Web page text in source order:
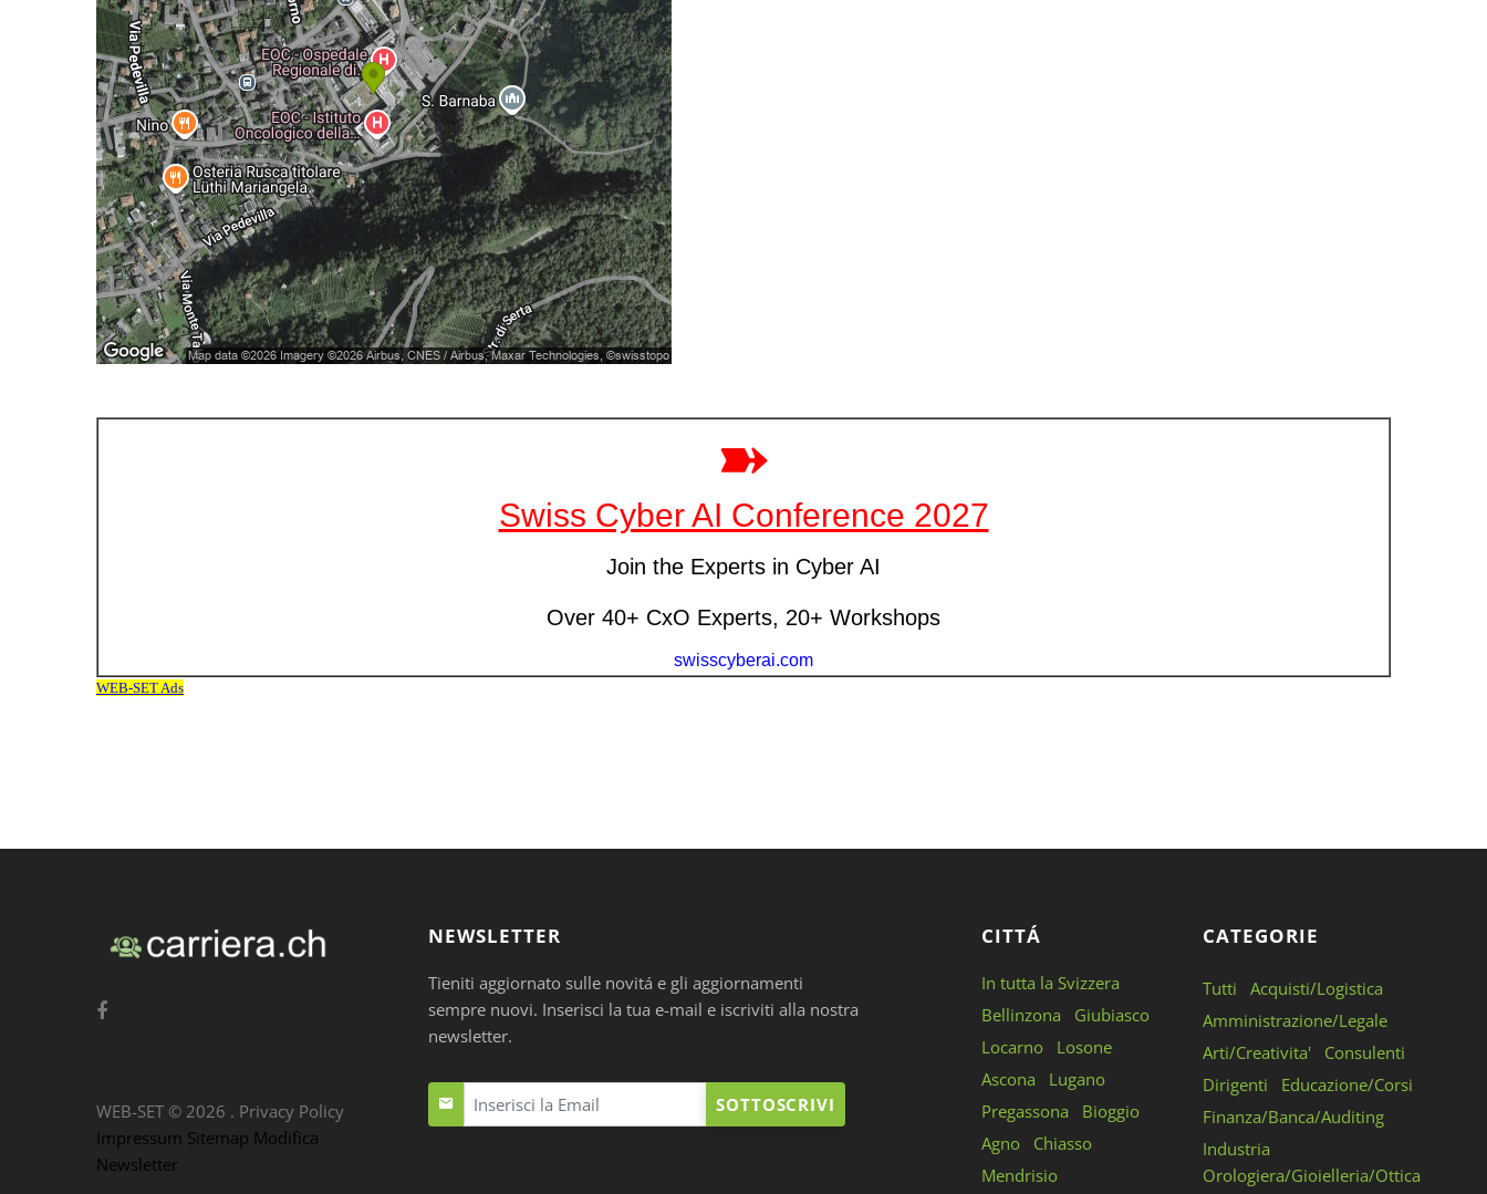
NEWSLETTER
Tieniti aggiornato sulle novitá e gli aggiornamenti
sempre nuovi. Inserisci la tua e-mail e iscriviti alla nostra
newsletter.
SOTTOSCRIVI
CITTÁ
In tutta la Svizzera
Bellinzona
Giubiasco
Locarno
Losone
Ascona
Lugano
Pregassona
Bioggio
Agno
Chiasso
Mendrisio
CATEGORIE
Tutti
Acquisti/Logistica
Amministrazione/Legale
Arti/Creativita'
Consulenti
Dirigenti
Educazione/Corsi
Finanza/Banca/Auditing
Industria
Orologiera/Gioielleria/Ottica
WEB-SET © 2026 . Privacy Policy
Impressum Sitemap Modifica
Newsletter